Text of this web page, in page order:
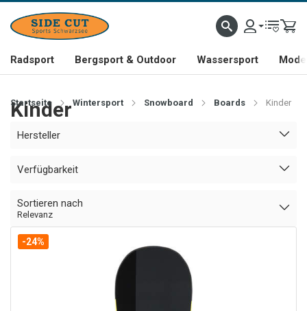
Radsport Bergsport & Outdoor Wassersport
Startseite Wintersport Snowboard Boards Kinder
Kinder
Hersteller
Verfügbarkeit
Sortieren nach
Relevanz
-24%